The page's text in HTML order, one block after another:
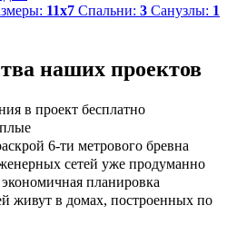
11х7 Спальни: 3 Санузлы: 1
наших проектов
в проект бесплатно
6-ти метрового бревна
сетей уже продуманно
планировка
живут в домах, построенных по